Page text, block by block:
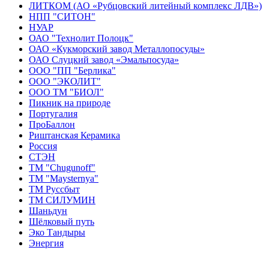
ЛИТКОМ (АО «Рубцовский литейный комплекс ЛДВ»)
НПП "СИТОН"
НУАР
ОАО "Технолит Полоцк"
ОАО «Кукморский завод Металлопосуды»
ОАО Слуцкий завод «Эмальпосуда»
ООО "ПП "Берлика"
ООО "ЭКОЛИТ"
ООО ТМ "БИОЛ"
Пикник на природе
Португалия
ПроБаллон
Риштанская Керамика
Россия
СТЭН
ТМ "Chugunoff"
ТМ "Maysternya"
ТМ Руссбыт
ТМ СИЛУМИН
Шаньдун
Шёлковый путь
Эко Тандыры
Энергия